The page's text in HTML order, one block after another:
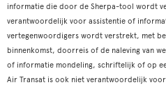
informatie die door de Sherpa-tool wordt
verantwoordelijk voor assistentie of
vertegenwoordigers wordt verstrekt, met
binnenkomst, doorreis of de naleving van
of informatie mondeling, schriftelijk of op
Air Transat is ook niet verantwoordelijk